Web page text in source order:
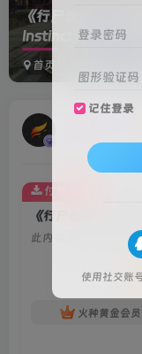
《行尸走肉：生
Instinct)》
首页
此内容为付费资源，
火种黄金会员
付费资源
登录密码
图形验证码
记住登录
使用社交账